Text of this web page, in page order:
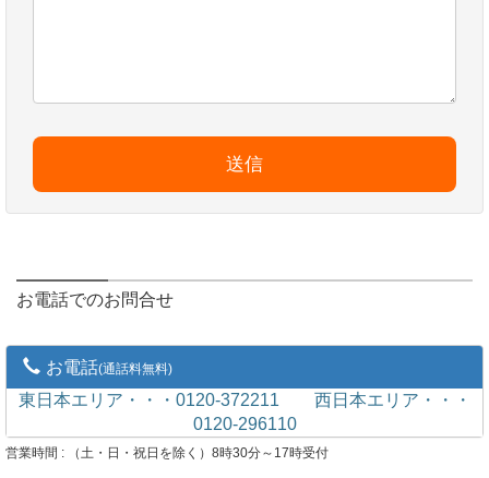
送信
お電話でのお問合せ
お電話(通話料無料)
東日本エリア・・・0120-372211
西日本エリア・・・
0120-296110
営業時間 : （土・日・祝日を除く）8時30分～17時受付